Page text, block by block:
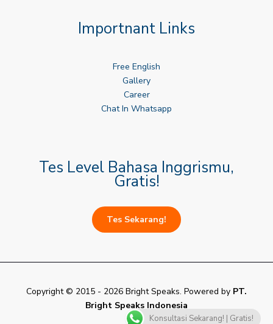
Importnant Links
Free English
Gallery
Career
Chat In Whatsapp
Tes Level Bahasa Inggrismu,
Gratis!
Tes Sekarang!
Copyright © 2015 - 2026 Bright Speaks. Powered by PT.
Bright Speaks Indonesia
Konsultasi Sekarang! | Gratis!